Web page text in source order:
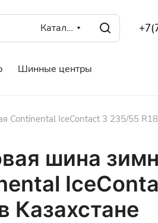
Каталог
Шинные центры
Continental IceContact 3 235/55
шина
Казахстане